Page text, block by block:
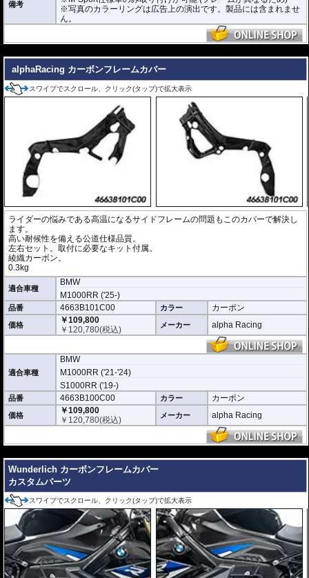
備考
※写真のカラーリングは広告上の演出です。製品には含まれませ
ん。
alphaRacing カーボンフレームカバー
スワイプでスクロール、クリック(タップ)で拡大表示
ライダーの悩みである高温になるサイドフレームの問題もこのカバーで解決し
ます。
高い耐候性を備える公道仕様品質。
左右セット。取付に必要なキット付属。
綾織カーボン。
0.3kg
適合車種
BMW
M1000RR ('25-)
品番 4663B101C00 カラー カーボン
価格
￥109,800
￥ 120,780(税込) メーカー alpha Racing
適合車種
BMW
M1000RR ('21-'24)
S1000RR ('19-)
品番 4663B100C00 カラー カーボン
価格
￥109,800
￥ 120,780(税込) メーカー alpha Racing
Wunderlich カーボンフレームカバー
カスタムパーツ
スワイプでスクロール、クリック(タップ)で拡大表示